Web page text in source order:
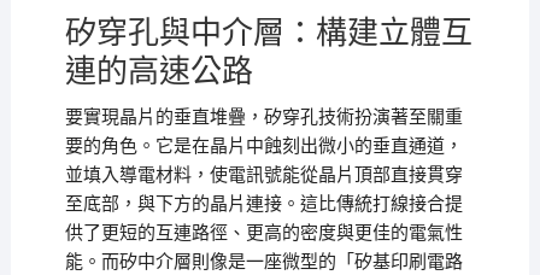
矽穿孔與中介層：構建立體互
連的高速公路
要實現晶片的垂直堆疊，矽穿孔技術扮演著至關重
要的角色。它是在晶片中蝕刻出微小的垂直通道，
並填入導電材料，使電訊號能從晶片頂部直接貫穿
至底部，與下方的晶片連接。這比傳統打線接合提
供了更短的互連路徑、更高的密度與更佳的電氣性
能。而矽中介層則像是一座微型的「矽基印刷電路